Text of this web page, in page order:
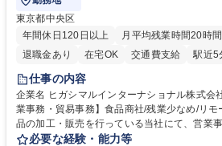
東京都中央区
年間休日120日以上
月平均残業時間20時
退職金あり
在宅OK 交通費支給 駅近5
仕事の内容
企業名 ヒガシマルインターナショナル株式会社 求人名 東京都中央区【
業事務・貿易事務】食品商社/残業少なめ/リモート等相談
品の加工・販売を行っている当社にて、営業
します。営業社員のサポートポジションとし
必要な経験・能力等